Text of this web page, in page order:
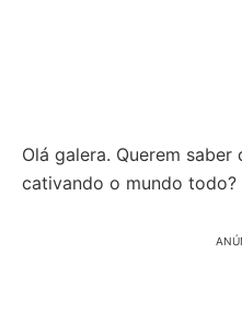
Olá galera. Querem
cativando o mundo todo?